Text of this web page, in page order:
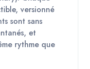
versionné
sont sans
et
rythme que